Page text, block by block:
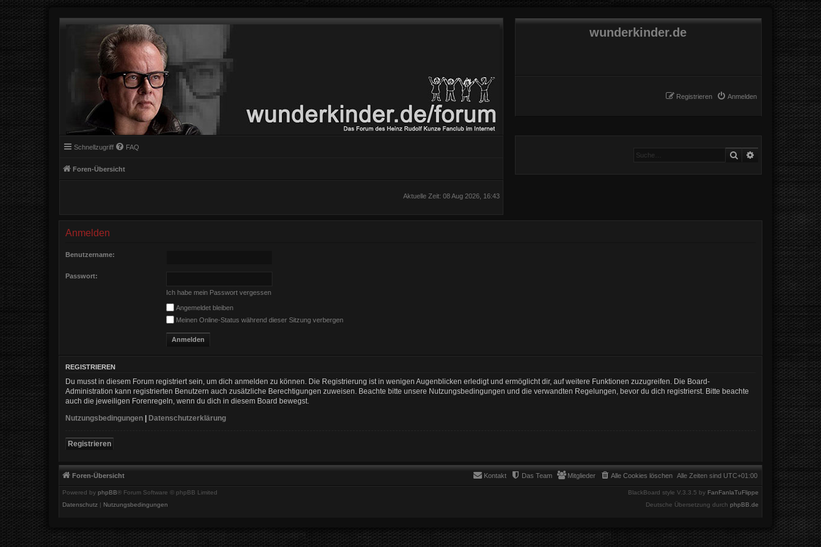
wunderkinder.de
Anmelden
Registrieren
Schnellzugriff FAQ
Foren-Übersicht
Suche Erweiterte Suche
Aktuelle Zeit: 08 Aug 2026, 16:43
Anmelden
Benutzername:
Passwort:
Ich habe mein Passwort vergessen
Angemeldet bleiben
Meinen Online-Status während dieser Sitzung verbergen
REGISTRIEREN
Du musst in diesem Forum registriert sein, um dich anmelden zu können. Die Registrierung ist in wenigen Augenblicken erledigt und ermöglicht dir, auf weitere Funktionen zuzugreifen. Die Board-
Administration kann registrierten Benutzern auch zusätzliche Berechtigungen zuweisen. Beachte bitte unsere Nutzungsbedingungen und die verwandten Regelungen, bevor du dich registrierst. Bitte beachte
auch die jeweiligen Forenregeln, wenn du dich in diesem Board bewegst.
Nutzungsbedingungen | Datenschutzerklärung
Registrieren
Foren-Übersicht Alle Zeiten sind UTC+01:00
Alle Cookies löschen
Mitglieder
Das Team
Kontakt
Powered by phpBB® Forum Software © phpBB Limited BlackBoard style V.3.3.5 by FanFanlaTuFlippe
Deutsche Übersetzung durch phpBB.de
Datenschutz | Nutzungsbedingungen